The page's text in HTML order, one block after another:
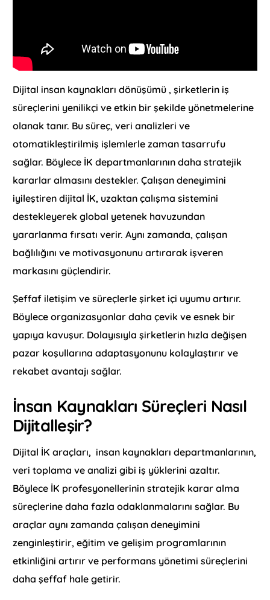
Dijital insan kaynakları dönüşümü , şirketlerin iş
süreçlerini yenilikçi ve etkin bir şekilde yönetmelerine
olanak tanır. Bu süreç, veri analizleri ve
otomatikleştirilmiş işlemlerle zaman tasarrufu
sağlar. Böylece İK departmanlarının daha stratejik
kararlar almasını destekler. Çalışan deneyimini
iyileştiren dijital İK, uzaktan çalışma sistemini
destekleyerek global yetenek havuzundan
yararlanma fırsatı verir. Aynı zamanda, çalışan
bağlılığını ve motivasyonunu artırarak işveren
markasını güçlendirir.
Şeffaf iletişim ve süreçlerle şirket içi uyumu artırır.
Böylece organizasyonlar daha çevik ve esnek bir
yapıya kavuşur. Dolayısıyla şirketlerin hızla değişen
pazar koşullarına adaptasyonunu kolaylaştırır ve
rekabet avantajı sağlar.
İnsan Kaynakları Süreçleri Nasıl
Dijitalleşir?
Dijital İK araçları, insan kaynakları departmanlarının,
veri toplama ve analizi gibi iş yüklerini azaltır.
Böylece İK profesyonellerinin stratejik karar alma
süreçlerine daha fazla odaklanmalarını sağlar. Bu
araçlar aynı zamanda çalışan deneyimini
zenginleştirir, eğitim ve gelişim programlarının
etkinliğini artırır ve performans yönetimi süreçlerini
daha şeffaf hale getirir.